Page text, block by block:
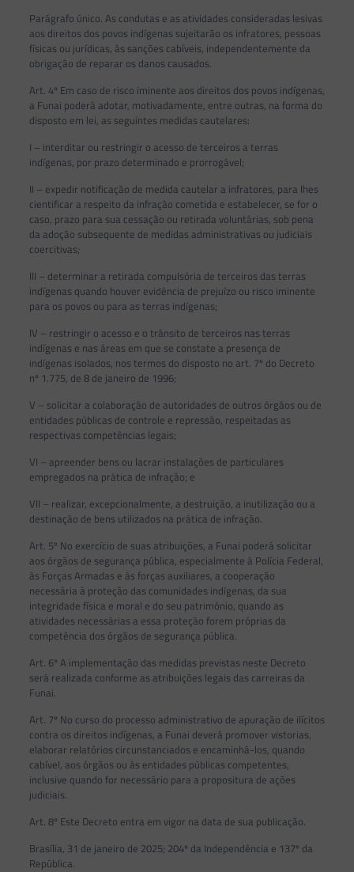
Parágrafo único. As condutas e as atividades consideradas lesivas
aos direitos dos povos indígenas sujeitarão os infratores, pessoas
físicas ou jurídicas, às sanções cabíveis, independentemente da
obrigação de reparar os danos causados.
Art. 4º Em caso de risco iminente aos direitos dos povos indígenas,
a Funai poderá adotar, motivadamente, entre outras, na forma do
disposto em lei, as seguintes medidas cautelares:
I – interditar ou restringir o acesso de terceiros a terras
indígenas, por prazo determinado e prorrogável;
II – expedir notificação de medida cautelar a infratores, para lhes
cientificar a respeito da infração cometida e estabelecer, se for o
caso, prazo para sua cessação ou retirada voluntárias, sob pena
da adoção subsequente de medidas administrativas ou judiciais
coercitivas;
III – determinar a retirada compulsória de terceiros das terras
indígenas quando houver evidência de prejuízo ou risco iminente
para os povos ou para as terras indígenas;
IV – restringir o acesso e o trânsito de terceiros nas terras
indígenas e nas áreas em que se constate a presença de
indígenas isolados, nos termos do disposto no art. 7º do Decreto
nº 1.775, de 8 de janeiro de 1996;
V – solicitar a colaboração de autoridades de outros órgãos ou de
entidades públicas de controle e repressão, respeitadas as
respectivas competências legais;
VI – apreender bens ou lacrar instalações de particulares
empregados na prática de infração; e
VII – realizar, excepcionalmente, a destruição, a inutilização ou a
destinação de bens utilizados na prática de infração.
Art. 5º No exercício de suas atribuições, a Funai poderá solicitar
aos órgãos de segurança pública, especialmente à Polícia Federal,
às Forças Armadas e às forças auxiliares, a cooperação
necessária à proteção das comunidades indígenas, da sua
integridade física e moral e do seu patrimônio, quando as
atividades necessárias a essa proteção forem próprias da
competência dos órgãos de segurança pública.
Art. 6º A implementação das medidas previstas neste Decreto
será realizada conforme as atribuições legais das carreiras da
Funai.
Art. 7º No curso do processo administrativo de apuração de ilícitos
contra os direitos indígenas, a Funai deverá promover vistorias,
elaborar relatórios circunstanciados e encaminhá-los, quando
cabível, aos órgãos ou às entidades públicas competentes,
inclusive quando for necessário para a propositura de ações
judiciais.
Art. 8º Este Decreto entra em vigor na data de sua publicação.
Brasília, 31 de janeiro de 2025; 204º da Independência e 137º da
República.